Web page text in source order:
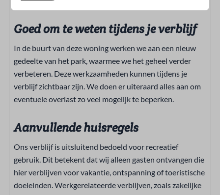
Parkeerplaats: 1
omgeving van Molenvelden biedt altijd meer dan genoeg.
Goed om te weten tijdens je verblijf
In de buurt van deze woning werken we aan een nieuw
gedeelte van het park, waarmee we het geheel verder
verbeteren. Deze werkzaamheden kunnen tijdens je
verblijf zichtbaar zijn. We doen er uiteraard alles aan om
eventuele overlast zo veel mogelijk te beperken.
Aanvullende huisregels
Ons verblijf is uitsluitend bedoeld voor recreatief
gebruik. Dit betekent dat wij alleen gasten ontvangen die
hier verblijven voor vakantie, ontspanning of toeristische
doeleinden. Werkgerelateerde verblijven, zoals zakelijke